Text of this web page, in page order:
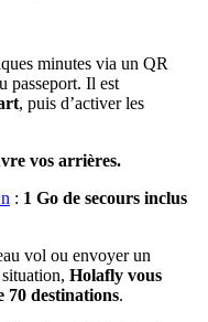
minutes via un QR
passeport. Il est
, puis d’activer les
vos arrières.
: 1 Go de secours inclus
vol ou envoyer un
Holafly vous
70 destinations.